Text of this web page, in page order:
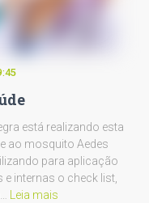
está realizando esta
ao mosquito Aedes
para aplicação
internas o check list,
Leia mais